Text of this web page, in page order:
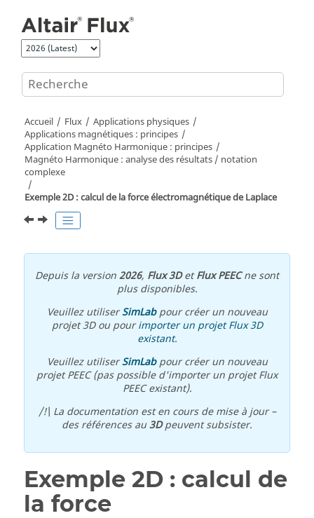
Accueil Flux
Applications physiques
Applications magnétiques : principes
Application Magnéto Harmonique : principes
Magnéto Harmonique : analyse des résultats / notation
complexe
Exemple 2D : calcul de la force électromagnétique de Laplace
Depuis la version2026, Flux 3DetFlux PEECne sont
plus disponibles.
Veuillez utiliserSimLabpour créer un nouveau
projet 3D ou pourimporter un projet Flux 3D
existant.
Veuillez utiliserSimLabpour créer un nouveau
projet PEEC (pas possible d'importer un projet Flux
PEEC existant).
/!\ La documentation est en cours de mise à jour –
des références au3Dpeuvent subsister.
Exemple 2D : calcul de
la force